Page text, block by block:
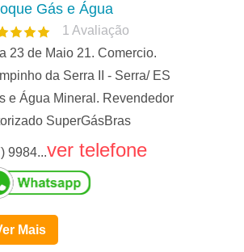
Gás e Água
1 Avaliação
23 de Maio 21. Comercio.
da Serra II - Serra/ ES
e Água Mineral. Revendedor
SuperGásBras
9984...ver telefone
Mais